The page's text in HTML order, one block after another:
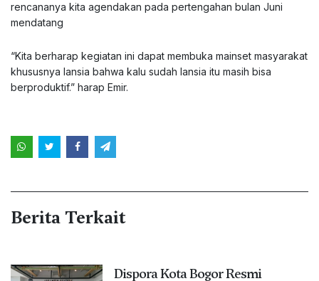
rencananya kita agendakan pada pertengahan bulan Juni
mendatang
“Kita berharap kegiatan ini dapat membuka mainset masyarakat
khususnya lansia bahwa kalu sudah lansia itu masih bisa
berproduktif.” harap Emir.
Berita Terkait
Dispora Kota Bogor Resmi